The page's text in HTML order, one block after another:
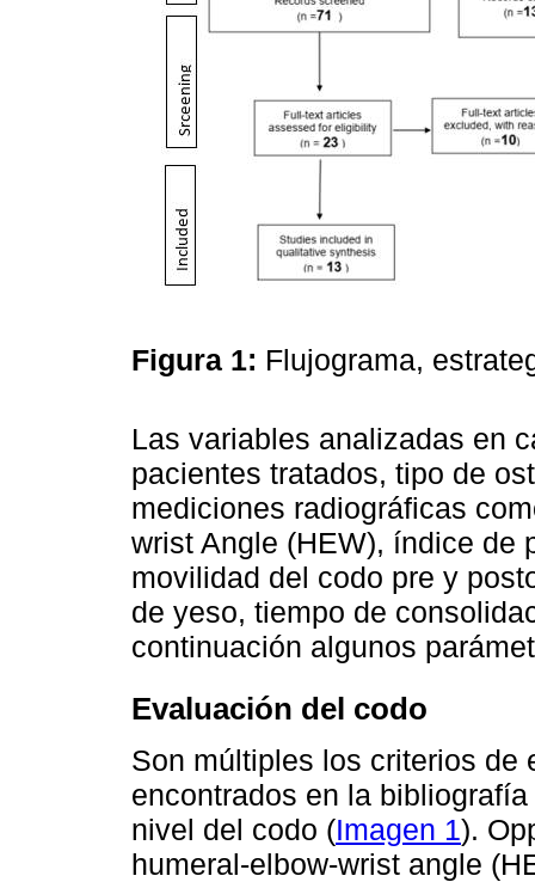
Figura 1: Flujograma,
Las variables analizadas en
pacientes tratados, tipo de
mediciones radiográficas
wrist Angle (HEW), índice de
movilidad del codo pre y
de yeso, tiempo de
continuación algunos
Evaluación del codo
Son múltiples los criterios
encontrados en la
nivel del codo (Imagen 1).
humeral-elbow-wrist angle